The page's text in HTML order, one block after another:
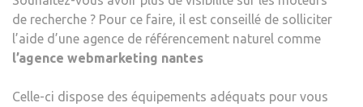
de recherche ? Pour ce faire, il est conseillé de solliciter
l’aide d’une agence de référencement naturel comme
l’agence webmarketing nantes
Celle-ci dispose des équipements adéquats pour vous